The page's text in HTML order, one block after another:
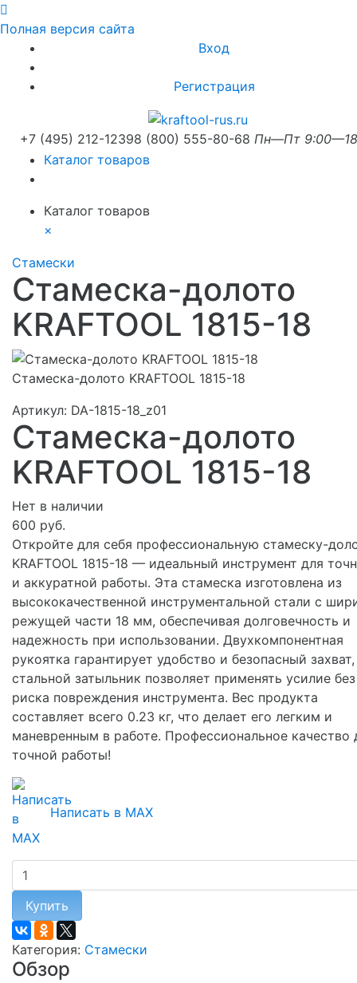
Полная версия сайта
Вход
Регистрация
+7 (495) 212-12398 (800) 555-80-68 Пн—Пт
Каталог товаров
Каталог товаров
×
Стамески
Стамеска-долото
KRAFTOOL 1815-18
Стамеска-долото KRAFTOOL 1815-18
Артикул: DA-1815-18_z01
Стамеска-долото
KRAFTOOL 1815-18
Нет в наличии
600 руб.
Откройте для себя профессиональную стамеску-
KRAFTOOL 1815-18 — идеальный инструмент для
и аккуратной работы. Эта стамеска изготовлена из
высококачественной инструментальной стали с
режущей части 18 мм, обеспечивая долговечность и
надежность при использовании. Двухкомпонентная
рукоятка гарантирует удобство и безопасный
стальной затыльник позволяет применять усилие без
риска повреждения инструмента. Вес продукта
составляет всего 0.23 кг, что делает его легким и
маневренным в работе. Профессиональное качество
точной работы!
Написать в MAX
Купить
Категория: Стамески
Обзор